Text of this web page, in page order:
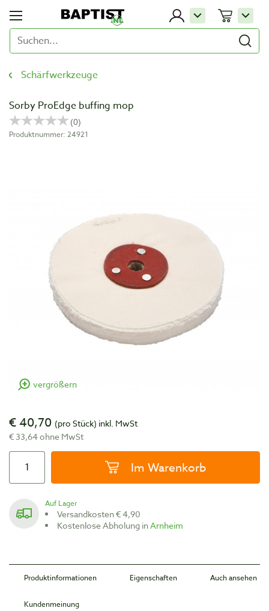
Schärfwerkzeuge
Sorby ProEdge buffing mop
Produktnummer: 24921
vergrößern
€ 40,70 (pro Stück) inkl. MwSt
€ 33,64 ohne MwSt
Im Warenkorb
Auf Lager
Versandkosten € 4,90
Kostenlose Abholung inArnheim
Produktinformationen Eigenschaften Auch ansehen
Kundenmeinung